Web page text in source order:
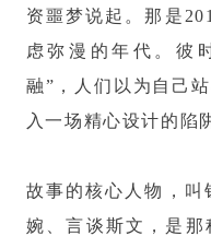
资噩梦说起。那是
虑弥漫的年代。彼
融”，人们以为自己
入一场精心设计的陷
故事的核心人物，叫
婉、言谈斯文，是